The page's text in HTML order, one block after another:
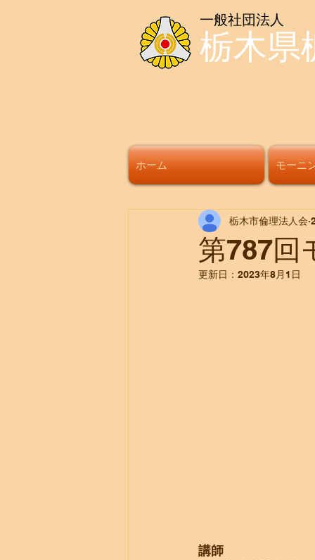
一般社団法人
栃木県
ホーム モーニ
第787回
栃木市倫理法人会
更新日： 2023年8月1日
講師